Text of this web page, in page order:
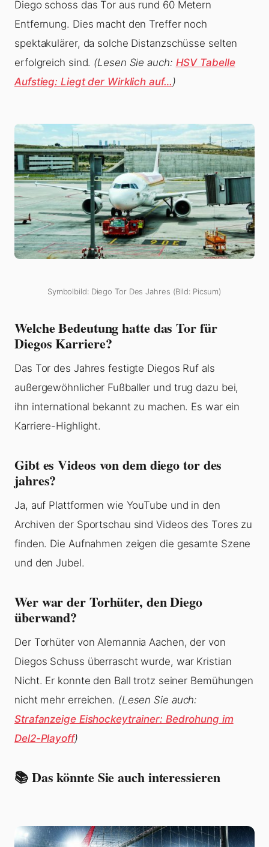
Diego schoss das Tor aus rund 60 Metern
Entfernung. Dies macht den Treffer noch
spektakulärer, da solche Distanzschüsse selten
erfolgreich sind. (Lesen Sie auch: HSV Tabelle
Aufstieg: Liegt der Wirklich auf…)
Symbolbild: Diego Tor Des Jahres (Bild: Picsum)
Welche Bedeutung hatte das Tor für
Diegos Karriere?
Das Tor des Jahres festigte Diegos Ruf als
außergewöhnlicher Fußballer und trug dazu bei,
ihn international bekannt zu machen. Es war ein
Karriere-Highlight.
Gibt es Videos von dem diego tor des
jahres?
Ja, auf Plattformen wie YouTube und in den
Archiven der Sportschau sind Videos des Tores zu
finden. Die Aufnahmen zeigen die gesamte Szene
und den Jubel.
Wer war der Torhüter, den Diego
überwand?
Der Torhüter von Alemannia Aachen, der von
Diegos Schuss überrascht wurde, war Kristian
Nicht. Er konnte den Ball trotz seiner Bemühungen
nicht mehr erreichen. (Lesen Sie auch:
Strafanzeige Eishockeytrainer: Bedrohung im
Del2-Playoff)
📚 Das könnte Sie auch interessieren